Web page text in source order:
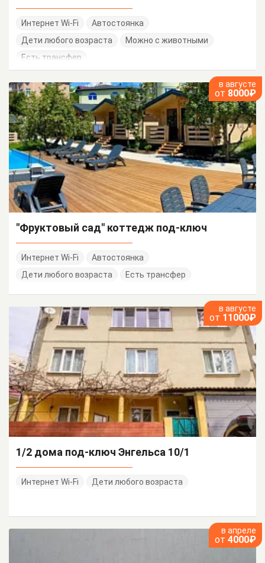
Интернет Wi-Fi
Автостоянка
Дети любого возраста
Можно с животными
Есть трансфер
в августе
от 8000₽
"Фруктовый сад" коттедж под-ключ
Интернет Wi-Fi
Автостоянка
Дети любого возраста
Есть трансфер
в августе
от 11000₽
1/2 дома под-ключ Энгельса 10/1
Интернет Wi-Fi Дети любого возраста
в апреле
от 4000₽